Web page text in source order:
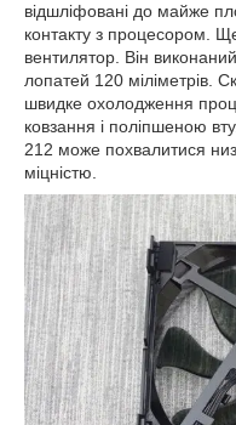
відшліфовані до майже
контакту з процесором.
вентилятор. Він
лопатей 120 міліметрів.
швидке охолодження
ковзання і поліпшеною
212 може похвалитися
міцністю.